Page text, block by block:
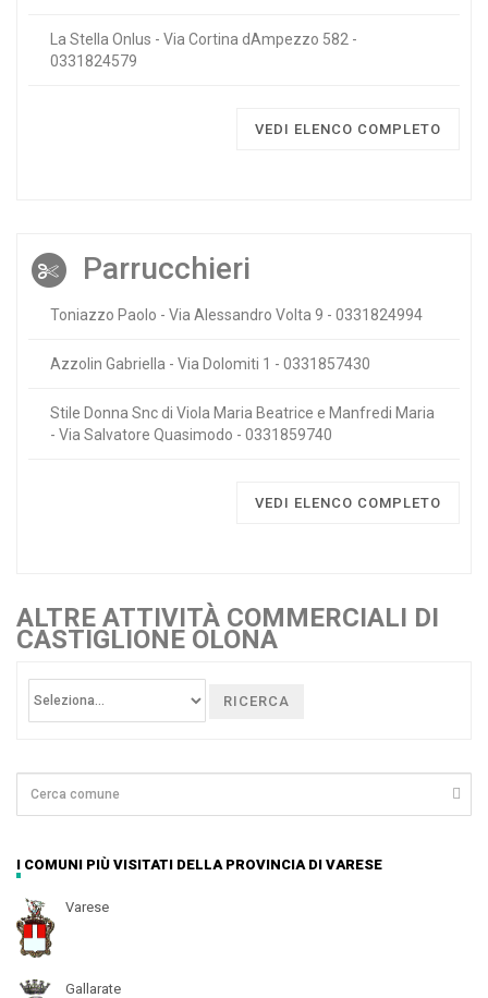
La Stella Onlus - Via Cortina dAmpezzo 582 -
0331824579
VEDI ELENCO COMPLETO
Parrucchieri
Toniazzo Paolo - Via Alessandro Volta 9 - 0331824994
Azzolin Gabriella - Via Dolomiti 1 - 0331857430
Stile Donna Snc di Viola Maria Beatrice e Manfredi Maria
- Via Salvatore Quasimodo - 0331859740
VEDI ELENCO COMPLETO
ALTRE ATTIVITÀ COMMERCIALI DI
CASTIGLIONE OLONA
RICERCA
I COMUNI PIÙ VISITATI DELLA PROVINCIA DI VARESE
Varese
Gallarate